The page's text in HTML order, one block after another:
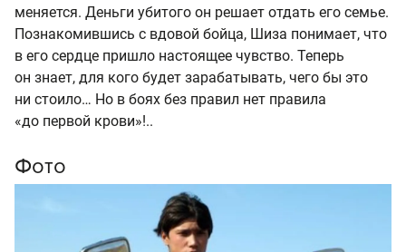
меняется. Деньги убитого он решает отдать его семье.
Познакомившись с вдовой бойца, Шиза понимает, что
в его сердце пришло настоящее чувство. Теперь
он знает, для кого будет зарабатывать, чего бы это
ни стоило… Но в боях без правил нет правила
«до первой крови»!..
Фото